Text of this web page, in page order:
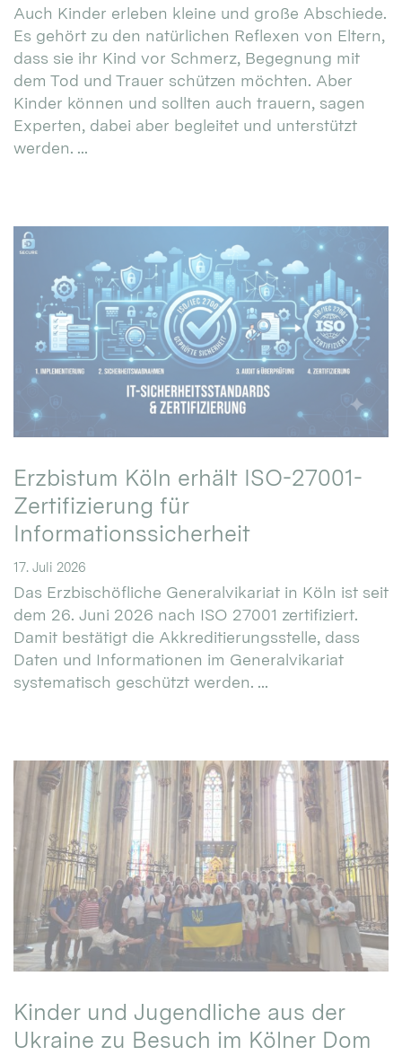
Auch Kinder erleben kleine und große Abschiede.
Es gehört zu den natürlichen Reflexen von Eltern,
dass sie ihr Kind vor Schmerz, Begegnung mit
dem Tod und Trauer schützen möchten. Aber
Kinder können und sollten auch trauern, sagen
Experten, dabei aber begleitet und unterstützt
werden. ...
Erzbistum Köln erhält ISO-27001-
Zertifizierung für
Informationssicherheit
17. Juli 2026
Das Erzbischöfliche Generalvikariat in Köln ist seit
dem 26. Juni 2026 nach ISO 27001 zertifiziert.
Damit bestätigt die Akkreditierungsstelle, dass
Daten und Informationen im Generalvikariat
systematisch geschützt werden. ...
Kinder und Jugendliche aus der
Ukraine zu Besuch im Kölner Dom